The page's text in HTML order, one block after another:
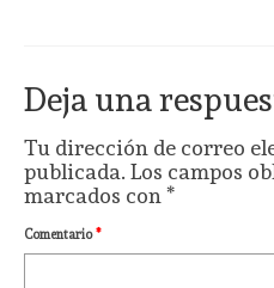
Deja una
Tu dirección de correo
publicada. Los campos
marcados con *
Comentario*